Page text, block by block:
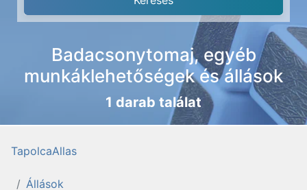
Badacsonytomaj, egyéb
munkáklehetőségek és állások
1 darab találat
TapolcaAllas
Állások